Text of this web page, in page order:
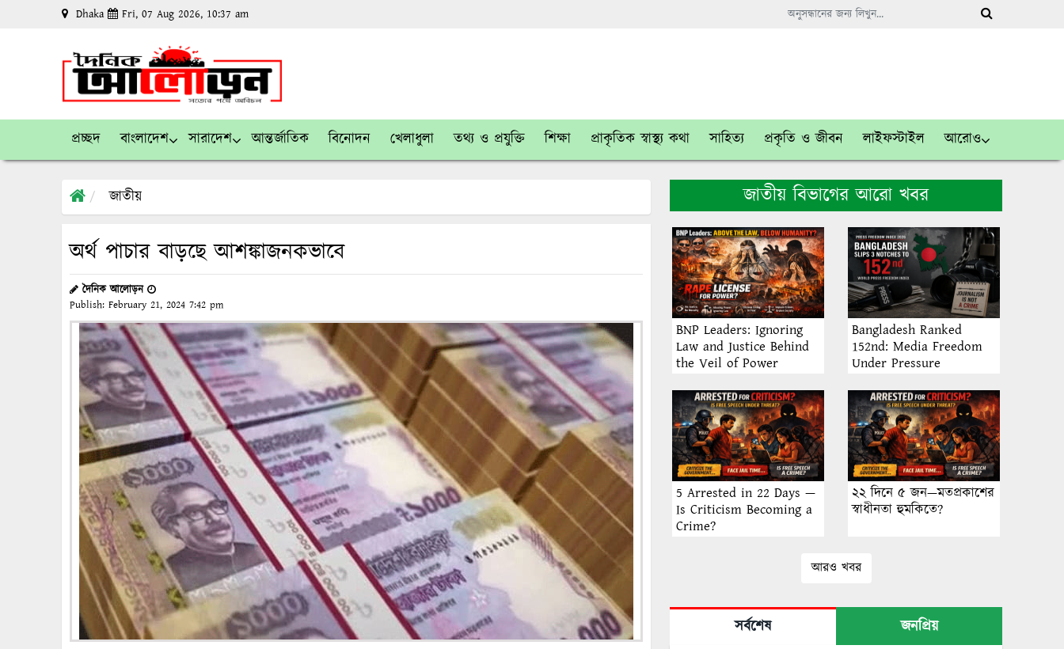
Dhaka Fri, 07 Aug 2026, 10:37 am
প্রচ্ছদ বাংলাদেশ সারাদেশ আন্তর্জাতিক বিনোদন খেলাধুলা তথ্য ও প্রযুক্তি শিক্ষা প্রাকৃতিক স্বাস্থ্য কথা সাহিত্য প্রকৃতি ও জীবন লাইফস্টাইল আরোও
জাতীয়
অর্থ পাচার বাড়ছে আশঙ্কাজনকভাবে
দৈনিক আলোড়ন
Publish: February 21, 2024 7:42 pm
জাতীয় বিভাগের আরো খবর
BNP Leaders: Ignoring
Law and Justice Behind
the Veil of Power
Bangladesh Ranked
152nd: Media Freedom
Under Pressure
5 Arrested in 22 Days —
Is Criticism Becoming a
Crime?
২২ দিনে ৫ জন—মতপ্রকাশের
স্বাধীনতা হুমকিতে?
আরও খবর
সর্বশেষ
জনপ্রিয়